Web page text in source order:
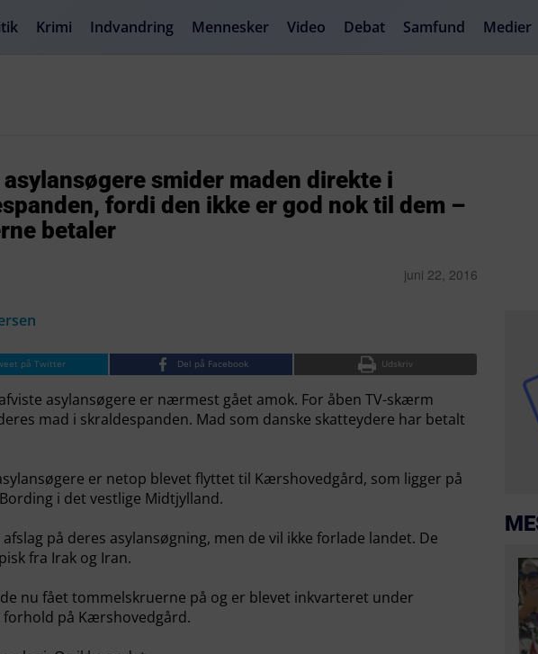
Krimi Indvandring Mennesker Video Debat Samfund Medier
smider maden direkte i
fordi den ikke er god nok til dem –
betaler
juni 22, 2016
på Twitter Del på Facebook Udskriv
asylansøgere er nærmest gået amok. For åben TV-skærm
mad i skraldespanden. Mad som danske skatteydere har betalt
er netop blevet flyttet til Kærshovedgård, som ligger på
i det vestlige Midtjylland.
på deres asylansøgning, men de vil ikke forlade landet. De
fra Irak og Iran.
nu fået tommelskruerne på og er blevet inkvarteret under
forhold på Kærshovedgård.